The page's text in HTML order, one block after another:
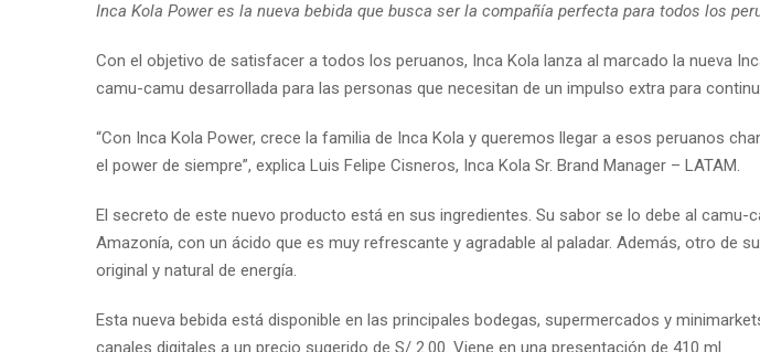
Inca Kola Power es la nueva bebida que busca ser la compañía perfecta para todos los
Con el objetivo de satisfacer a todos los peruanos, Inca Kola lanza al marcado la nueva
camu-camu desarrollada para las personas que necesitan de un impulso extra para
“Con Inca Kola Power, crece la familia de Inca Kola y queremos llegar a esos peruanos
el power de siempre”, explica Luis Felipe Cisneros, Inca Kola Sr. Brand Manager – LATAM.
El secreto de este nuevo producto está en sus ingredientes. Su sabor se lo debe al camu-
Amazonía, con un ácido que es muy refrescante y agradable al paladar. Además, otro de
original y natural de energía.
Esta nueva bebida está disponible en las principales bodegas, supermercados y
canales digitales a un precio sugerido de S/ 2.00. Viene en una presentación de 410 ml.